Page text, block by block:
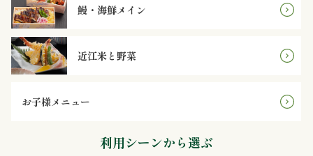
集
ま
鰻・海鮮メイン
近江米と野菜
お子様メニュー
利用シーンから選ぶ